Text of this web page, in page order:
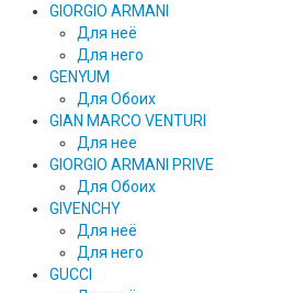
GIORGIO ARMANI
Для неё
Для него
GENYUM
Для Обоих
GIAN MARCO VENTURI
Для нее
GIORGIO ARMANI PRIVE
Для Обоих
GIVENCHY
Для неё
Для него
GUCCI